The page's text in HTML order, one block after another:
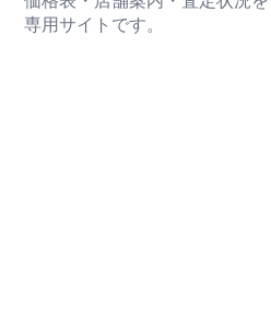
専用サイトです。